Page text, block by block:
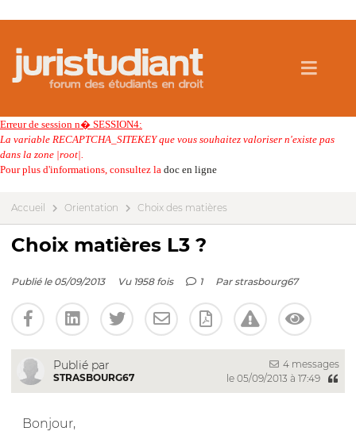
Erreur de session n� SESSION4:
La variable RECAPTCHA_SITEKEY que vous souhaitez valoriser n'existe pas
dans la zone |root|.
Pour plus d'informations, consultez la doc en ligne
Accueil Orientation Choix des matières
Choix matières L3 ?
Publié le 05/09/2013 Vu 1958 fois 1 Par strasbourg67
Publié par
STRASBOURG67
4 messages
le 05/09/2013 à 17:49
Bonjour,